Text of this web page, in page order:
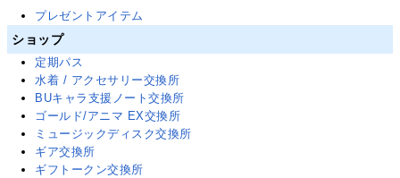
プレゼントアイテム
ショップ
定期パス
水着 / アクセサリー交換所
BUキャラ支援ノート交換所
ゴールド/アニマ EX交換所
ミュージックディスク交換所
ギア交換所
ギフトークン交換所